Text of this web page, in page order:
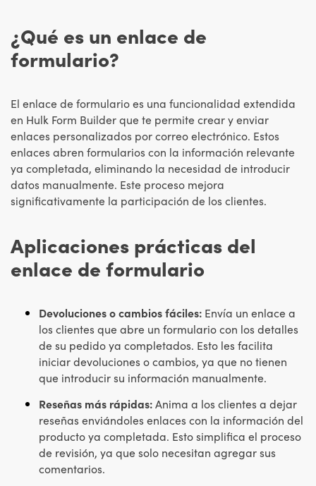
¿Qué es un enlace de
formulario?
El enlace de formulario es una funcionalidad extendida
en Hulk Form Builder que te permite crear y enviar
enlaces personalizados por correo electrónico. Estos
enlaces abren formularios con la información relevante
ya completada, eliminando la necesidad de introducir
datos manualmente. Este proceso mejora
significativamente la participación de los clientes.
Aplicaciones prácticas del
enlace de formulario
Devoluciones o cambios fáciles: Envía un enlace a
los clientes que abre un formulario con los detalles
de su pedido ya completados. Esto les facilita
iniciar devoluciones o cambios, ya que no tienen
que introducir su información manualmente.
Reseñas más rápidas:Anima a los clientes a dejar
reseñas enviándoles enlaces con la información del
producto ya completada. Esto simplifica el proceso
de revisión, ya que solo necesitan agregar sus
comentarios.